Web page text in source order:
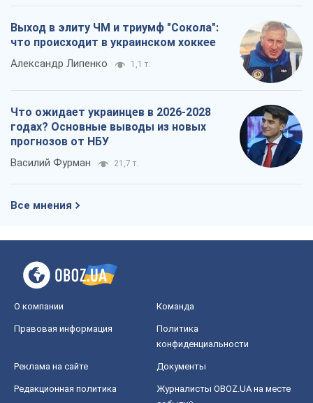
Выход в элиту ЧМ и триумф "Сокола":
что происходит в украинском хоккее
Александр Липенко 1,1 т.
Что ожидает украинцев в 2026-2028
годах? Основные выводы из новых
прогнозов от НБУ
Василий Фурман 21,7 т.
Все мнения
О компании Команда
Правовая информация
Политика
конфиденциальности
Реклама на сайте Документы
Редакционная политика
Журналисты OBOZ.UA на месте